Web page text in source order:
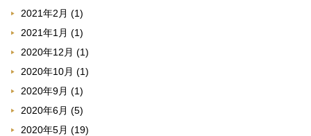
2021年2月 (1)
2021年1月 (1)
2020年12月 (1)
2020年10月 (1)
2020年9月 (1)
2020年6月 (5)
2020年5月 (19)